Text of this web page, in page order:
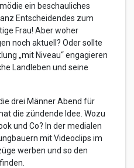
ein beschauliches
Entscheidendes zum
Frau! Aber woher
noch aktuell? Oder sollte
„mit Niveau“ engagieren
Landleben und seine
drei Männer Abend für
die zündende Idee. Wozu
und Co? In der medialen
mit Videoclips im
werben und so den